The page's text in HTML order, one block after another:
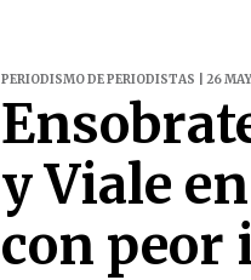
PERIODISMO DE PERIODISTAS | 26
y Viale
con peor